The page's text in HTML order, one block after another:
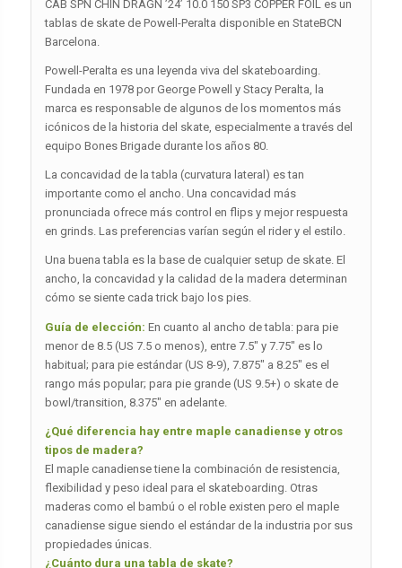
CAB SPN CHIN DRAGN ’24’ 10.0 150 SP3 COPPER FOIL es un
tablas de skate de Powell-Peralta disponible en StateBCN
Barcelona.
Powell-Peralta es una leyenda viva del skateboarding.
Fundada en 1978 por George Powell y Stacy Peralta, la
marca es responsable de algunos de los momentos más
icónicos de la historia del skate, especialmente a través del
equipo Bones Brigade durante los años 80.
La concavidad de la tabla (curvatura lateral) es tan
importante como el ancho. Una concavidad más
pronunciada ofrece más control en flips y mejor respuesta
en grinds. Las preferencias varían según el rider y el estilo.
Una buena tabla es la base de cualquier setup de skate. El
ancho, la concavidad y la calidad de la madera determinan
cómo se siente cada trick bajo los pies.
Guía de elección: En cuanto al ancho de tabla: para pie
menor de 8.5 (US 7.5 o menos), entre 7.5″ y 7.75″ es lo
habitual; para pie estándar (US 8-9), 7.875″ a 8.25″ es el
rango más popular; para pie grande (US 9.5+) o skate de
bowl/transition, 8.375″ en adelante.
¿Qué diferencia hay entre maple canadiense y otros
tipos de madera?
El maple canadiense tiene la combinación de resistencia,
flexibilidad y peso ideal para el skateboarding. Otras
maderas como el bambú o el roble existen pero el maple
canadiense sigue siendo el estándar de la industria por sus
propiedades únicas.
¿Cuánto dura una tabla de skate?